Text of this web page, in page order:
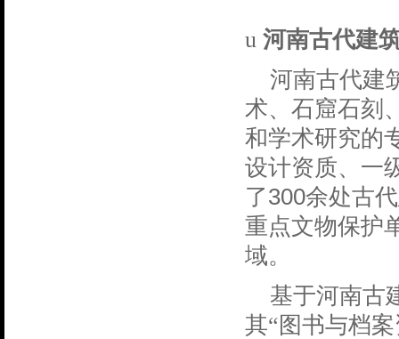
u 河南古代建
河南古代建
术、石窟石刻
和学术研究的
设计资质、一
了300余处古
重点文物保护
域。
基于河南古
其“图书与档